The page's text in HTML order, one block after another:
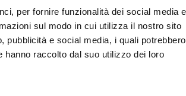
per fornire funzionalità dei social media e
sul modo in cui utilizza il nostro sito
pubblicità e social media, i quali potrebbero
raccolto dal suo utilizzo dei loro